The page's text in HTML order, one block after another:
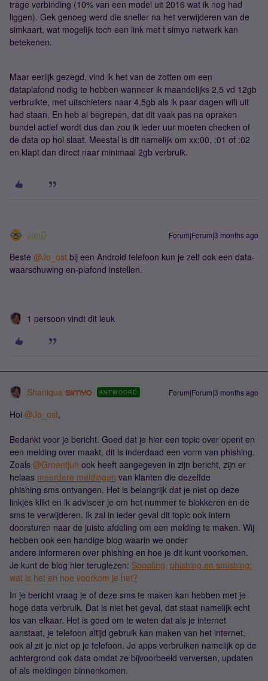
trage verbinding (10% van een model uit 2016 wat ik nog had
liggen). Gek genoeg werd die sneller na het verwijderen van de
simkaart, wat mogelijk toch een link met t simyo netwerk kan
betekenen.
Maar eerlijk gezegd, vind ik het van de zotten om een
dataplafond nodig te hebben wanneer ik maandelijks 2,5 vd 12gb
verbruikte, met uitschieters naar 4,5gb als ik paar dagen wifi uit
had staan. En heb al begrepen, dat dit vaak pas na opraken
bundel actief wordt dus dan zou ik ieder uur moeten checken of
de data op hol slaat. Meestal is dit namelijk om xx:00, :01 of :02
en klapt dan direct naar minimaal 2gb verbruik.
JanD Forum|Forum|3 months ago
Beste ​ @Jo_ost bij een Android telefoon kun je zelf ook een data-
waarschuwing en-plafond instellen.
1 persoon vindt dit leuk
Shaniqua ANTWOORD Forum|Forum|3 months ago
Hoi ​ @Jo_ost,
Bedankt voor je bericht. Goed dat je hier een topic over opent en
een melding over maakt, dit is inderdaad een vorm van phishing.
Zoals ​ @Groentjuh ook heeft aangegeven in zijn bericht, zijn er
helaas meerdere meldingen van klanten die dezelfde
phishing sms ontvangen. Het is belangrijk dat je niet op deze
linkjes klikt en ik adviseer je om het nummer te blokkeren en de
sms te verwijderen. Ik zal in ieder geval dit topic ook intern
doorsturen naar de juiste afdeling om een melding te maken. Wij
hebben ook een handige blog waarin we onder
andere informeren over phishing en hoe je dit kunt voorkomen.
Je kunt de blog hier teruglezen: Spoofing, phishing en smishing:
wat is het en hoe voorkom je het?
In je bericht vraag je of deze sms te maken kan hebben met je
hoge data verbruik. Dat is niet het geval, dat staat namelijk echt
los van elkaar. Het is goed om te weten dat als je internet
aanstaat, je telefoon altijd gebruik kan maken van het internet,
ook al zit je niet op je telefoon. Je apps verbruiken namelijk op de
achtergrond ook data omdat ze bijvoorbeeld verversen, updaten
of als meldingen binnenkomen.